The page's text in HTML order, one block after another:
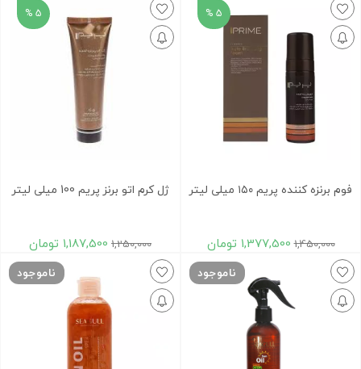
5 %
فوم برنزه کننده پریم ۱۵۰ میلی لیتر
1,450,000
1,377,500 تومان
5 %
ژل کرم اتو برنز پریم 100 میلی لیتر
1,250,000
1,187,500 تومان
ناموجود ناموجود